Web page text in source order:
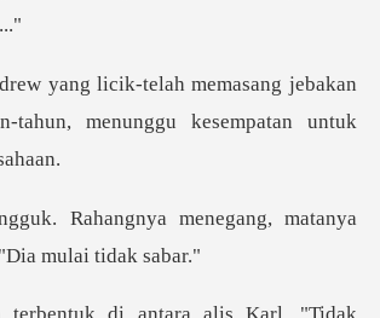
sang jebakan
tahun, menung
menegang, matanya